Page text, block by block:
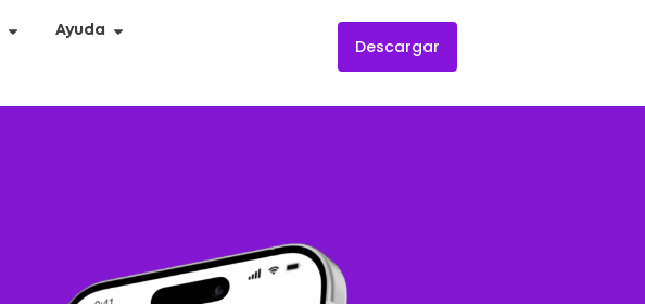
Ayuda
Descargar